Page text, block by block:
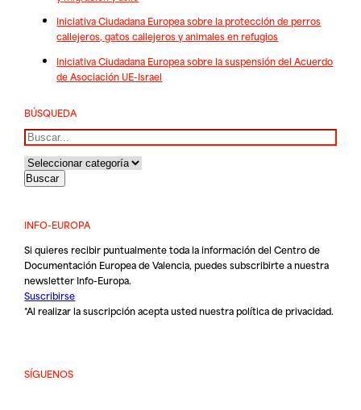
Iniciativa Ciudadana Europea sobre la protección de perros
callejeros, gatos callejeros y animales en refugios
Iniciativa Ciudadana Europea sobre la suspensión del Acuerdo
de Asociación UE-Israel
BÚSQUEDA
Buscar
INFO-EUROPA
Si quieres recibir puntualmente toda la información del Centro de
Documentación Europea de Valencia, puedes subscribirte a nuestra
newsletter Info-Europa.
Suscribirse
*Al realizar la suscripción acepta usted nuestrapolítica de privacidad.
SÍGUENOS